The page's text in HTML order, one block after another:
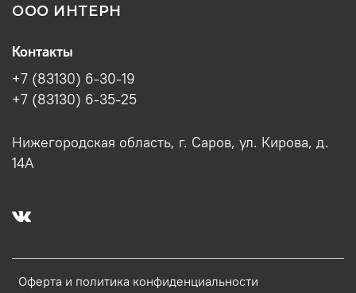
ООО ИНТЕРН
Оферта и политика конфиденциальности
Контакты
+7 (83130) 6-30-19
+7 (83130) 6-35-25
Нижегородская область, г. Саров, ул. Кирова, д.
14А